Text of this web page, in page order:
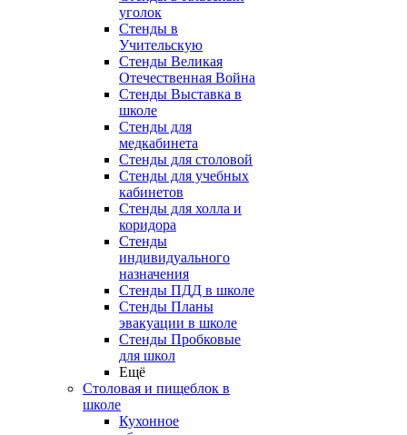
уголок
Стенды в
Учительскую
Стенды Великая
Отечественная Война
Стенды Выставка в
школе
Стенды для
медкабинета
Стенды для столовой
Стенды для учебных
кабинетов
Стенды для холла и
коридора
Стенды
индивидуального
назначения
Стенды ПДД в школе
Стенды Планы
эвакуации в школе
Стенды Пробковые
для школ
Ещё
Столовая и пищеблок в
школе
Кухонное